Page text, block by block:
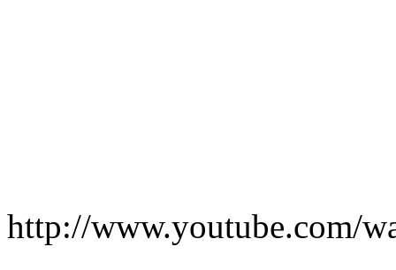
http://www.youtube.com/